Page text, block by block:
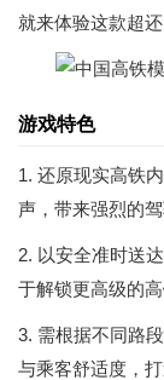
就来体验这款超
游戏特色
1. 还原现实高铁
声，带来强烈的
2. 以安全准时送
于解锁更高级的
3. 需根据不同路
与乘客舒适度，